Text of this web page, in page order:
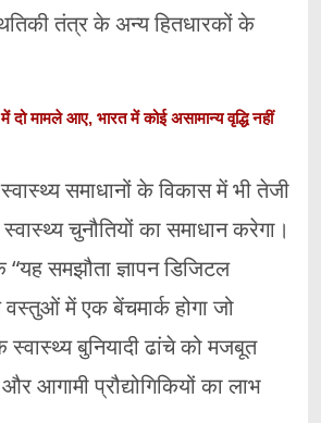
तंत्र के अन्य हितधारकों के
मामले आए, भारत में कोई असामान्य वृद्धि नहीं
समाधानों के विकास में भी तेजी
स्वास्थ्य चुनौतियों का समाधान करेगा।
समझौता ज्ञापन डिजिटल
वस्तुओं में एक बेंचमार्क होगा जो
स्वास्थ्य बुनियादी ढांचे को मजबूत
आगामी प्रौद्योगिकियों का लाभ